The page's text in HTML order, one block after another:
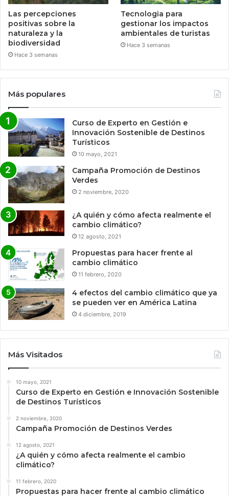
Las percepciones
positivas sobre la
naturaleza y la
biodiversidad
Hace 3 semanas
Tecnologia para
gestionar los impactos
ambientales de turistas
Hace 3 semanas
Más populares
Curso de Experto en Gestión e
Innovación Sostenible de Destinos
Turísticos
10 mayo, 2021
Campaña Promoción de Destinos
Verdes
2 noviembre, 2020
¿A quién y cómo afecta realmente el
cambio climático?
12 agosto, 2021
Propuestas para hacer frente al
cambio climático
11 febrero, 2020
4 efectos del cambio climático que ya
se pueden ver en América Latina
4 diciembre, 2019
Más Visitados
10 mayo, 2021
Curso de Experto en Gestión e Innovación Sostenible
de Destinos Turísticos
2 noviembre, 2020
Campaña Promoción de Destinos Verdes
12 agosto, 2021
¿A quién y cómo afecta realmente el cambio
climático?
11 febrero, 2020
Propuestas para hacer frente al cambio climático